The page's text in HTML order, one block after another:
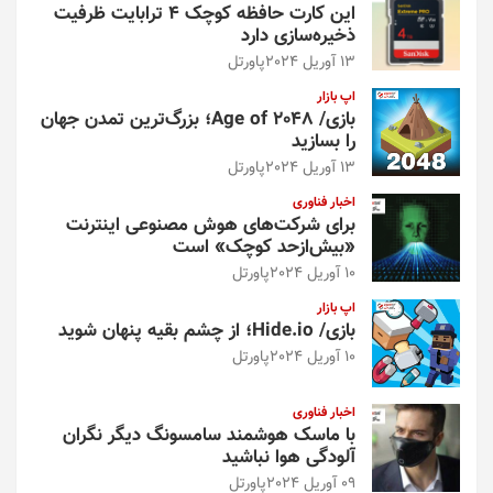
این کارت حافظه کوچک ۴ ترابایت ظرفیت
ذخیره‌سازی دارد
13 آوریل 2024 پاورتل
اپ بازار
بازی/ Age of 2048؛ بزرگ‌ترین تمدن جهان
را بسازید
13 آوریل 2024 پاورتل
اخبار فناوری
برای شرکت‌های هوش مصنوعی اینترنت
«بیش‌از‌حد کوچک» است
10 آوریل 2024 پاورتل
اپ بازار
بازی/ Hide.io؛ از چشم بقیه پنهان شوید
10 آوریل 2024 پاورتل
اخبار فناوری
با ماسک هوشمند سامسونگ دیگر نگران
آلودگی هوا نباشید
09 آوریل 2024 پاورتل